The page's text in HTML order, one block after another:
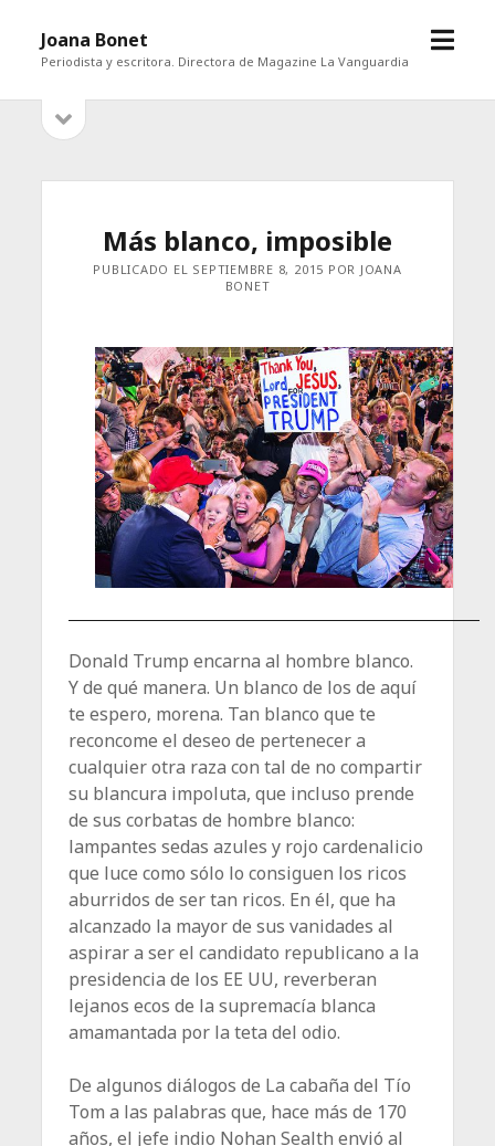
Joana Bonet
Periodista y escritora. Directora de Magazine La Vanguardia
abrir
Barrabarra
Más blanco, imposible
PUBLICADO EL SEPTIEMBRE 8, 2015 POR JOANA
BONET
Donald Trump encarna al hombre blanco.
Y de qué manera. Un blanco de los de aquí
te espero, morena. Tan blanco que te
reconcome el deseo de pertenecer a
cualquier otra raza con tal de no compartir
su blancura impoluta, que incluso prende
de sus corbatas de hombre blanco:
lampantes sedas azules y rojo cardenalicio
que luce como sólo lo consiguen los ricos
aburridos de ser tan ricos. En él, que ha
alcanzado la mayor de sus vanidades al
aspirar a ser el candidato republicano a la
presidencia de los EE UU, reverberan
lejanos ecos de la supremacía blanca
amamantada por la teta del odio.
De algunos diálogos de La cabaña del Tío
Tom a las palabras que, hace más de 170
años, el jefe indio Nohan Sealth envió al